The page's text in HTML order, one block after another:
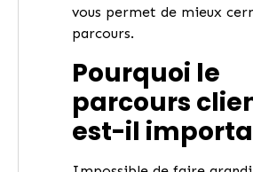
vous permet de mieux
parcours.
Pourquoi le
parcours
est-il